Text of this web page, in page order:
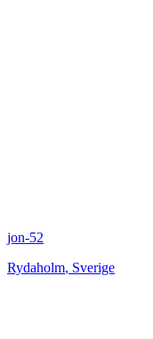
jon-52
Rydaholm, Sverige